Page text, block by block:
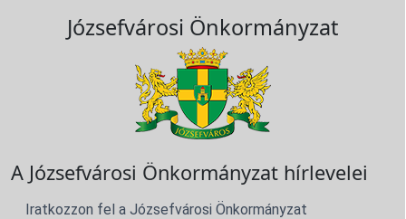
Józsefvárosi Önkormányzat
A Józsefvárosi Önkormányzat hírlevelei
Iratkozzon fel a Józsefvárosi Önkormányzat